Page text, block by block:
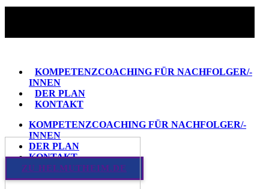
KOMPETENZCOACHING FÜR NACHFOLGER/-
INNEN
DER PLAN
KONTAKT
KOMPETENZCOACHING FÜR NACHFOLGER/-
INNEN
DER PLAN
KONTAKT
ZU HELMUTHEIM.DE